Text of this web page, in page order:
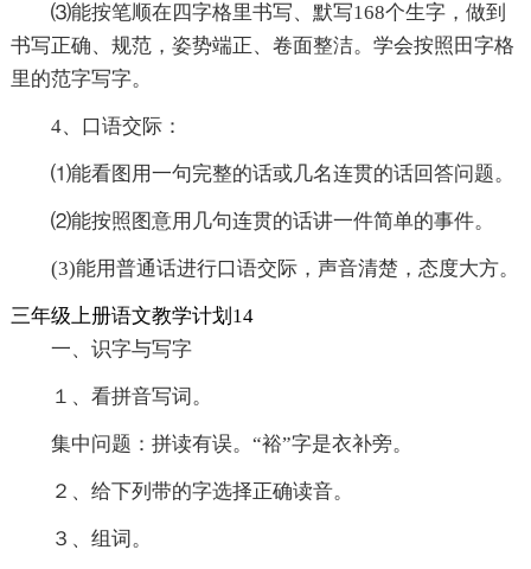
⑶能按笔顺在四字格里书写、默写168个生字，做到
书写正确、规范，姿势端正、卷面整洁。学会按照田字格
里的范字写字。
4、口语交际：
⑴能看图用一句完整的话或几名连贯的话回答问题。
⑵能按照图意用几句连贯的话讲一件简单的事件。
(3)能用普通话进行口语交际，声音清楚，态度大方。
三年级上册语文教学计划14
一、识字与写字
１、看拼音写词。
集中问题：拼读有误。“裕”字是衣补旁。
２、给下列带的字选择正确读音。
３、组词。